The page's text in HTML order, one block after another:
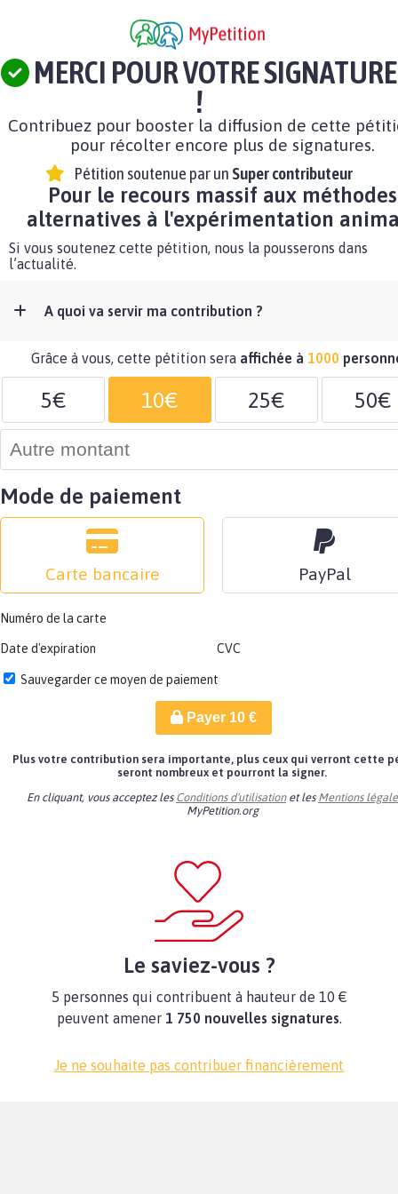
MERCI POUR VOTRE SIGNATURE
!
Contribuez pour booster la diffusion de cette
pour récolter encore plus de signatures.
Pétition soutenue par un Super contributeur
Pour le recours massif aux méthodes
alternatives à l'expérimentation
Si vous soutenez cette pétition, nous la pousserons dans
l’actualité.
A quoi va servir ma contribution ?
Grâce à vous, cette pétition sera affichée à 1000
5€ 10€ 25€ 50€
Mode de paiement
Carte bancaire PayPal
Numéro de la carte
Date d'expiration CVC
Sauvegarder ce moyen de paiement
Payer 10€
Plus votre contribution sera importante, plus ceux qui verront cette
seront nombreux et pourront la signer.
En cliquant, vous acceptez les Conditions d'utilisationet les Mentions
MyPetition.org
Le saviez-vous ?
5 personnes qui contribuent à hauteur de 10 €
peuvent amener 1 750 nouvelles signatures.
Je ne souhaite pas contribuer financièrement